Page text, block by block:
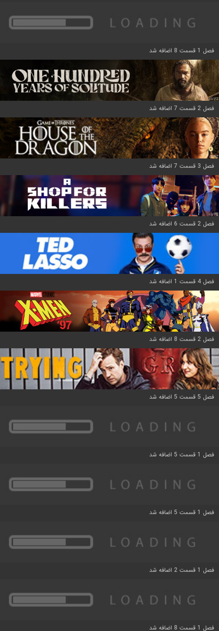
فصل 1 قسمت 8 اضافه شد
فصل 2 قسمت 7 اضافه شد
فصل 3 قسمت 7 اضافه شد
فصل 2 قسمت 6 اضافه شد
فصل 4 قسمت 1 اضافه شد
فصل 2 قسمت 8 اضافه شد
فصل 5 قسمت 5 اضافه شد
فصل 1 قسمت 5 اضافه شد
فصل 1 قسمت 5 اضافه شد
فصل 1 قسمت 2 اضافه شد
فصل 1 قسمت 8 اضافه شد